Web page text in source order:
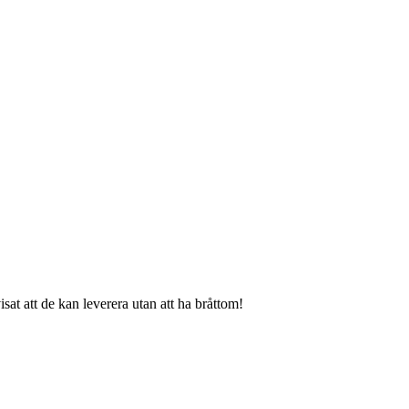
att de kan leverera utan att ha bråttom!